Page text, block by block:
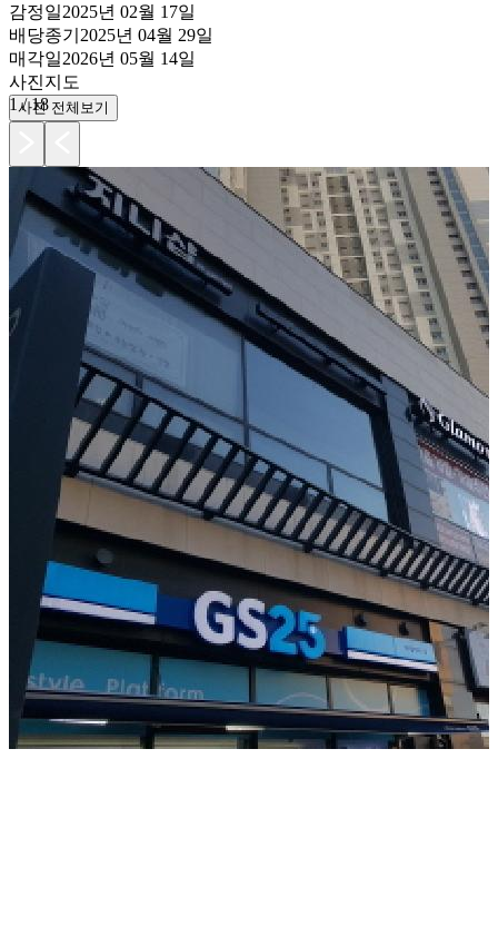
감정일2025년 02월 17일
배당종기 2025년 04월 29일
매각일2026년 05월 14일
사진지도
1 /18
사진 전체보기